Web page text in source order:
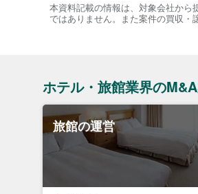
本資料記載の情報は、対象会社から
ではありません。また案件の買収・
ホテル・旅館業界の
旅館の運営